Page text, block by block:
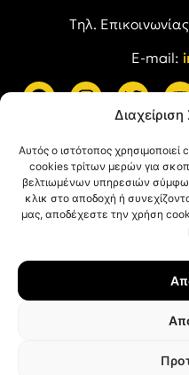
Αυτός ο ιστότοπος
cookies τρίτων μερών για
βελτιωμένων υπηρεσιών
κλικ στο αποδοχή ή
μας, αποδέχεστε την χρήση
Tηλ.
E-mail:
© ΑΡΗΣ Α.Σ. All rights reserved.